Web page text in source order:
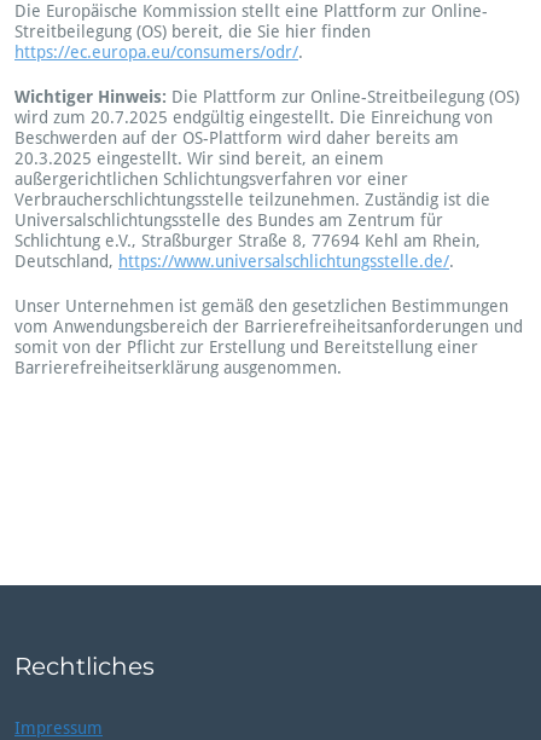
Die Europäische Kommission stellt eine Plattform zur Online-
Streitbeilegung (OS) bereit, die Sie hier finden
https://ec.europa.eu/consumers/odr/.
Wichtiger Hinweis: Die Plattform zur Online-Streitbeilegung (OS)
wird zum 20.7.2025 endgültig eingestellt. Die Einreichung von
Beschwerden auf der OS-Plattform wird daher bereits am
20.3.2025 eingestellt. Wir sind bereit, an einem
außergerichtlichen Schlichtungsverfahren vor einer
Verbraucherschlichtungsstelle teilzunehmen. Zuständig ist die
Universalschlichtungsstelle des Bundes am Zentrum für
Schlichtung e.V., Straßburger Straße 8, 77694 Kehl am Rhein,
Deutschland, https://www.universalschlichtungsstelle.de/.
Unser Unternehmen ist gemäß den gesetzlichen Bestimmungen
vom Anwendungsbereich der Barrierefreiheitsanforderungen und
somit von der Pflicht zur Erstellung und Bereitstellung einer
Barrierefreiheitserklärung ausgenommen.
Rechtliches
Impressum